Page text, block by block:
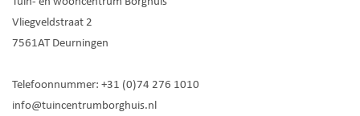
Vliegveldstraat 2
7561AT Deurningen
Telefoonnummer: +31 (0)74 276 1010
info@tuincentrumborghuis.nl